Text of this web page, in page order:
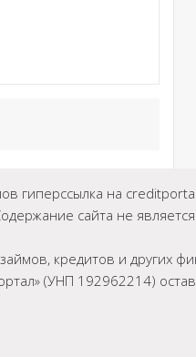
гиперссылка на
сайта не
кредитов и других
(УНП 192962214)